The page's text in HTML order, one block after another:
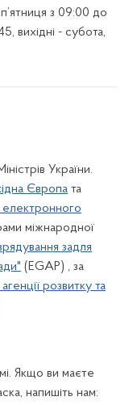
з 09:00 до
вихідні - субота,
України.
Європа та
міжнародної
задля
(EGAP) , за
розвитку та
Якщо ви маєте
напишіть нам: